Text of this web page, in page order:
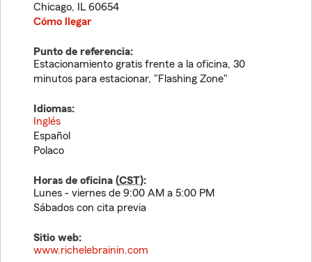
Chicago, IL 60654
Cómo llegar
Punto de referencia:
Estacionamiento gratis frente a la oficina, 30
minutos para estacionar, "Flashing Zone"
Idiomas:
Inglés
Español
Polaco
Horas de oficina (CST):
Lunes - viernes de 9:00 AM a 5:00 PM
Sábados con cita previa
Sitio web:
www.richelebrainin.com